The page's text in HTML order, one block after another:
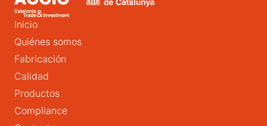
Inicio
Quiénes somos
Fabricación
Calidad
Productos
Compliance